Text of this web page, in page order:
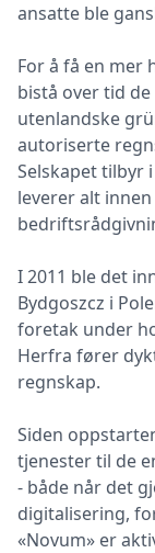
ansatte ble
For å få en
bistå over tid
utenlandske
autoriserte
Selskapet tilbyr
leverer alt
I 2011 ble det
Bydgoszcz i
foretak under
Herfra fører
regnskap.
Siden
tjenester til de
- både når det
digitalisering,
«Novum» er